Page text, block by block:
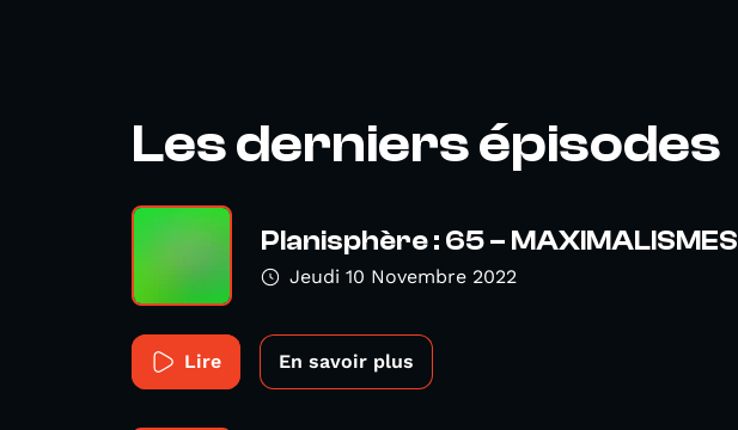
Les derniers épisodes
Planisphère : 65 – MAXIMALISMES
Jeudi 10 Novembre 2022
Lire En savoir plus